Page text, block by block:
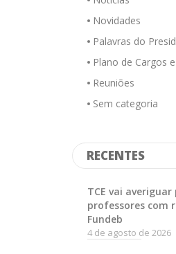
Novidades
Palavras do
Plano de Cargos
Reuniões
Sem categoria
RECENTES
TCE vai
professores com
Fundeb
4 de agosto de 2026